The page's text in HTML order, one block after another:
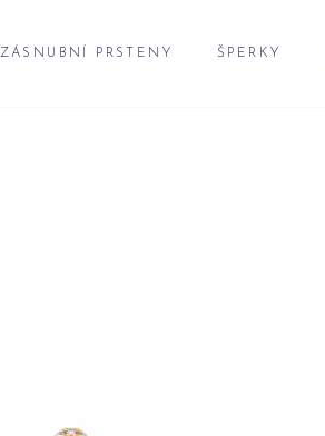
ZÁSNUBNÍ PRSTENY ŠPERKY